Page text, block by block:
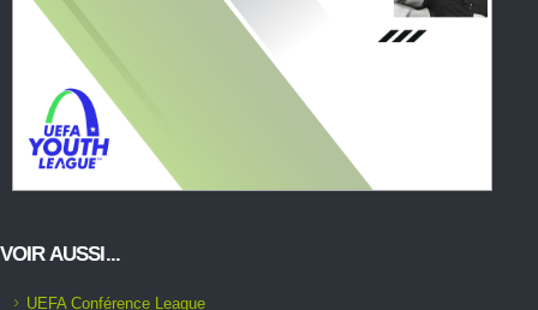
VOIR AUSSI...
UEFA Conférence League